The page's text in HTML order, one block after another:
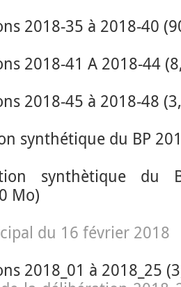
2018-35 à 2018-40
2018-41 A 2018-44
2018-45 à 2018-48
synthétique du BP
synthètique du
Mo)
du 16 février 2018
2018_01 à 2018_25